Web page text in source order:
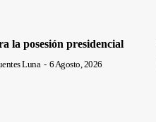
la posesión presidencial
Luna - 6 Agosto, 2026